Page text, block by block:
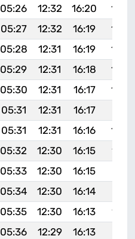
05:26 12:32 16:20
05:27 12:32 16:19
05:28 12:31 16:19
05:29 12:31 16:18
05:30 12:31 16:17
05:31 12:31 16:17
05:31 12:31 16:16
05:32 12:30 16:15
19:18
05:33 12:30 16:15
05:34 12:30 16:14
05:35 12:30 16:13
19:14
05:36 12:29 16:13